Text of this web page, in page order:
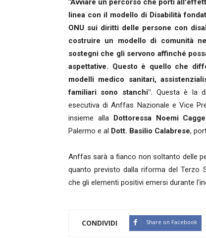
"Avviare un percorso che porti
linea con il modello di Disabilità
ONU sui diritti delle persone con
costruire un modello di comunità
sostegni che gli servono affinché
aspettative. Questo è quello che
modelli medico sanitari,
familiari sono stanchi". Questa è la
esecutiva di Anffas Nazionale e Vice
insieme alla
Dottoressa Noemi
Palermo e al Dott. Basilio Calabrese,
Anffas sarà a fianco non soltanto delle
quanto previsto dalla riforma del Terzo
che gli elementi positivi emersi durante
CONDIVIDI Share on Facebook